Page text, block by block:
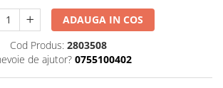
ADAUGA IN COS
Cod Produs: 2803508
de ajutor? 0755100402